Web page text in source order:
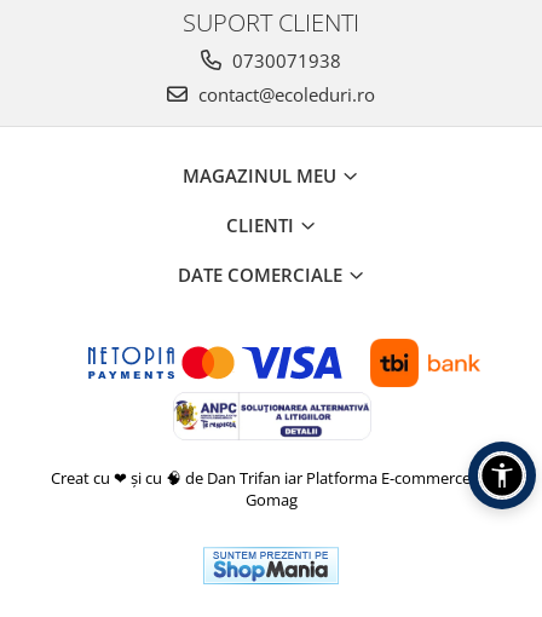
SUPORT CLIENTI
0730071938
contact@ecoleduri.ro
MAGAZINUL MEU
CLIENTI
DATE COMERCIALE
Creat cu ❤ și cu 🧠 de Dan Trifan iar Platforma E-commerce by
Gomag